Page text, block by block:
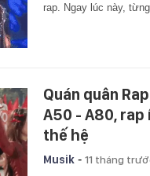
rap. Ngay lúc này,
Quán quân
A50 - A80,
thế hệ
Musik - 11 tháng